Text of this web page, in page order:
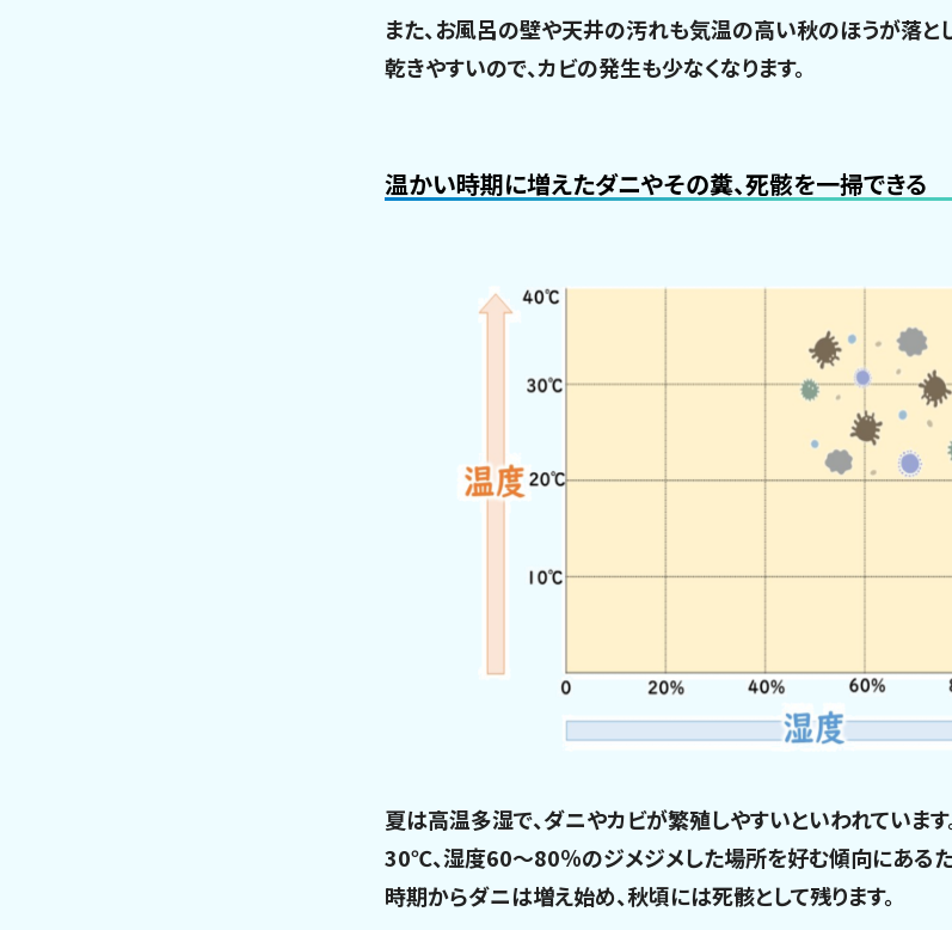
また、お風呂の壁や天井の汚れも気温の高い秋のほうが落と
乾きやすいので、カビの発生も少なくなります。
温かい時期に増えたダニやその糞、死骸を一掃できる
夏は高温多湿で、ダニやカビが繁殖しやすいといわれていま
30℃、湿度60〜80％のジメジメした場所を好む傾向にあるた
時期からダニは増え始め、秋頃には死骸として残ります。